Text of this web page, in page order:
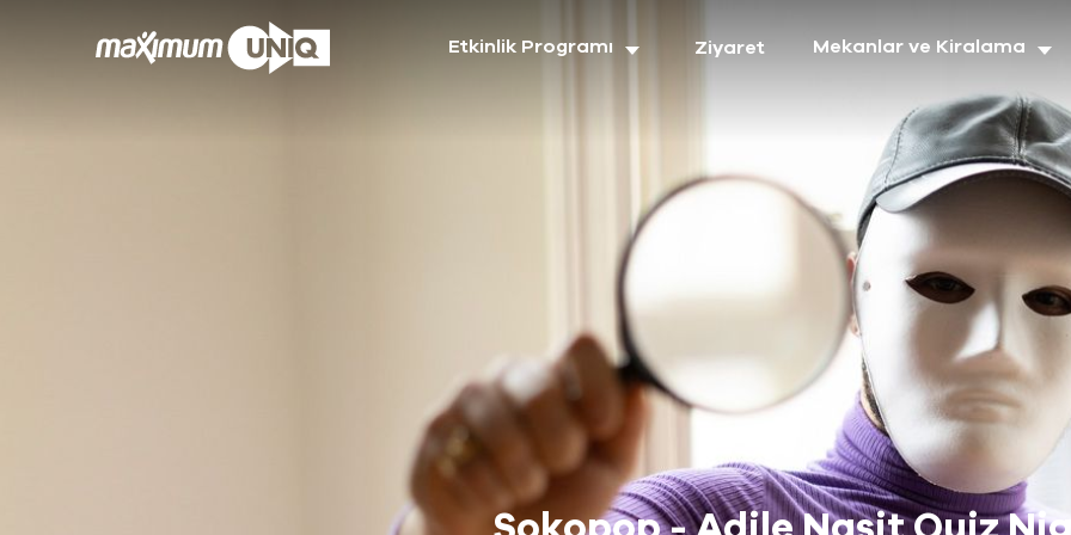
Etkinlik Programı Ziyaret Mekanlar ve Kiralama